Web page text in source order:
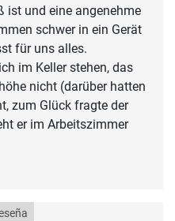
ist und eine angenehme
schwer in ein Gerät
für uns alles.
im Keller stehen, das
nicht (darüber hatten
zum Glück fragte der
er im Arbeitszimmer